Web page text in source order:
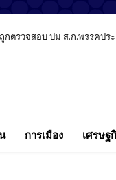
กตรวจสอบ ปม ส.ก.พรรคปร
การเมือง เศรษฐ